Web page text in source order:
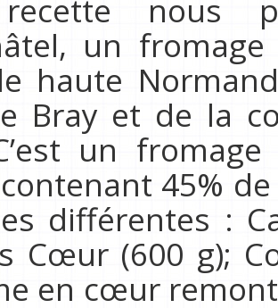
nous
un
haute
Bray et de la
un
45%
différentes :
Cœur (600 g);
en cœur